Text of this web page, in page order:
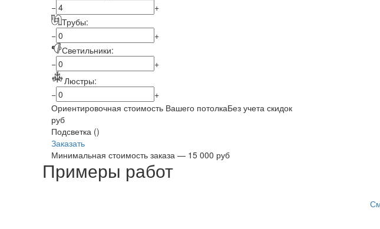
−
+
Трубы:
−
+
Светильники:
−
+
Люстры:
−
+
Ориентировочная стоимость Вашего потолкаБез учета скидок
руб
Подсветка ()
Заказать
Минимальная стоимость заказа — 15 000 руб
Примеры работ